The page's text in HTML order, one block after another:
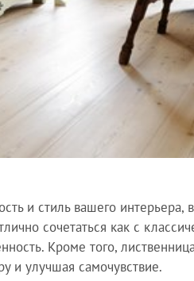
и стиль вашего интерьера,
сочетаться как с
Кроме того,
и улучшая самочувствие.